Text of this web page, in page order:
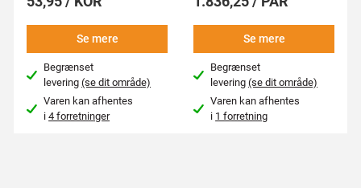
Se mere
Begrænset
levering(se dit område)
Varen kan afhentes
i4 forretninger
Se mere
Begrænset
levering(se dit område)
Varen kan afhentes
i 1 forretning